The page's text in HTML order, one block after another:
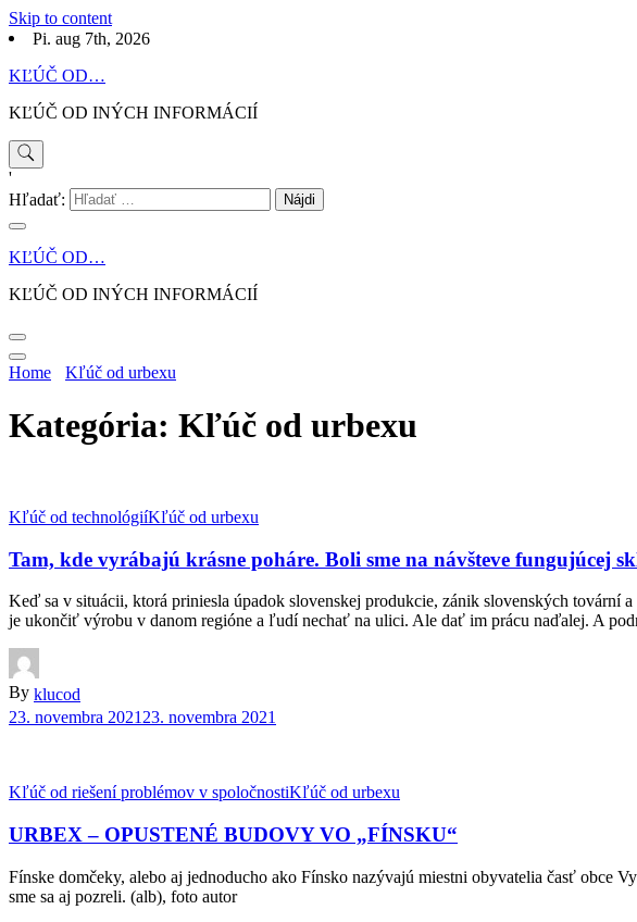
Skip to content
Pi. aug 7th, 2026
KĽÚČ OD…
KĽÚČ OD INÝCH INFORMÁCIÍ
'
Hľadať:
KĽÚČ OD…
KĽÚČ OD INÝCH INFORMÁCIÍ
Home Kľúč od urbexu
Kategória: Kľúč od urbexu
Kľúč od technológiíKľúč od urbexu
Tam, kde vyrábajú krásne poháre. Boli sme na návšteve fungujúcej
Keď sa v situácii, ktorá priniesla úpadok slovenskej produkcie, zánik slovenských
je ukončiť výrobu v danom regióne a ľudí nechať na ulici. Ale dať im prácu naďalej. A
By klucod
23. novembra 2021 23. novembra 2021
Kľúč od riešení problémov v spoločnostiKľúč od urbexu
URBEX – OPUSTENÉ BUDOVY VO „FÍNSKU“
Fínske domčeky, alebo aj jednoducho ako Fínsko nazývajú miestni obyvatelia časť obce
sme sa aj pozreli. (alb), foto autor